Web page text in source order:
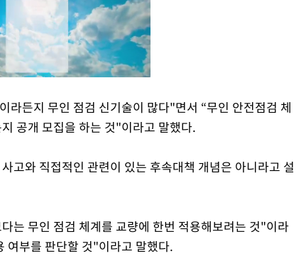
Mute
라든지 무인 점검 신기술이 많다"면서 “무인 안전점검 체
공개 모집을 하는 것"이라고 말했다.
고와 직접적인 관련이 있는 후속대책 개념은 아니라고 설
는 무인 점검 체계를 교량에 한번 적용해보려는 것"이라
여부를 판단할 것"이라고 말했다.